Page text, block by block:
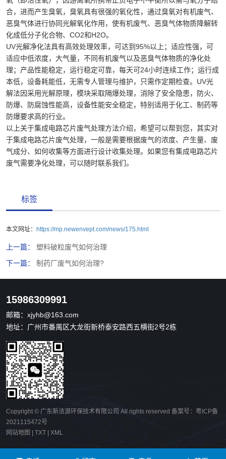
合，进而产生臭氧，臭氧具有很强的氧化性，通过臭氧对有机废气、
恶臭气体进行协同光解氧化作用，使有机废气、恶臭气体物质降解转
化成低分子化合物、CO2和H2O。
UV光解净化法具有高效处理效率，可达到95%以上；适应性强，可
适应中低浓度，大气量，不同有机废气以及恶臭气体物质的净化处
理；产品性能稳定，运行稳定可靠，每天可24小时连续工作；运行成
本低，设备耗能低，无需专人管理与维护，只需作定期检查。UV光
解法因采用光解原理，模块采取隔爆处理，消除了安全隐患，防火、
防爆、防腐蚀性能高，设备性能安全稳定，特别适用于化工、制药等
防爆要求高的行业。
以上关于集成电路芯片废气处理方法介绍，希望可以帮到您，其实对
于集成电路芯片废气处理，一般是需要根据废气的浓度、产生量、废
气成分、如何收集等方面进行设计收集处理。如果您有集成电路芯片
废气需要净化处理，可以随时联系我们。
标签
本文网址： https://mp.newenvept.com/news/175.html
上一篇：
塑料破粒废气如何治理
下一篇：
制药厂废气如何治理?
15986309991
邮箱： xjyhb@163.com
地址：广州市番禺区大龙街新桥泰安路西五横街2号2栋
Copyright © 广东新洁源环保技术有限公司 All rights reserved 备案号： 粤ICP备
2021115472号
网站地图
TXT XML